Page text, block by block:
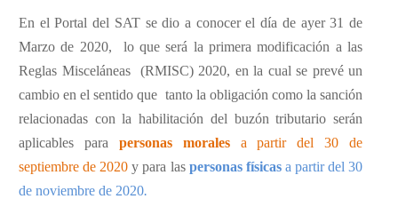
En el Portal del SAT se dio a conocer el día de ayer 31 de
Marzo de 2020,
lo que será la primera modificación a las
Reglas Misceláneas
(RMISC) 2020, en la cual se prevé un
cambio en el sentido que tanto la obligación como la sanción
relacionadas con la habilitación del buzón tributario serán
aplicables para personas morales a partir del 30 de
septiembre de 2020 y para las personas físicasa partir del 30
de noviembre de 2020.